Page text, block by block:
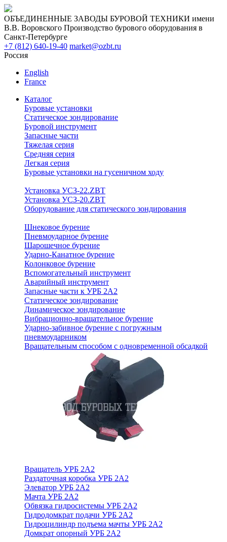
ОБЪЕДИНЕННЫЕ ЗАВОДЫ БУРОВОЙ ТЕХНИКИ имени
В.В. Воровского Производство бурового оборудования в
Санкт-Петербурге
+7 (812) 640-19-40 market@ozbt.ru
Россия
English
France
Каталог
Буровые установки
Статическое зондирование
Буровой инструмент
Запасные части
Тяжелая серия
Средняя серия
Легкая серия
Буровые установки на гусеничном ходу
Установка УСЗ-22.ZBT
Установка УСЗ-20.ZBT
Оборудование для статического зондирования
Шнековое бурение
Пневмоударное бурение
Шарошечное бурение
Ударно-Канатное бурение
Колонковое бурение
Вспомогательный инструмент
Аварийный инструмент
Запасные части к УРБ 2А2
Статическое зондирование
Динамическое зондирование
Вибрационно-вращательное бурение
Ударно-забивное бурение с погружным
пневмоударником
Вращательным способом с одновременной обсадкой
Вращатель УРБ 2А2
Раздаточная коробка УРБ 2А2
Элеватор УРБ 2А2
Мачта УРБ 2А2
Обвязка гидросистемы УРБ 2А2
Гидродомкрат подачи УРБ 2А2
Гидроцилиндр подъема мачты УРБ 2А2
Домкрат опорный УРБ 2А2